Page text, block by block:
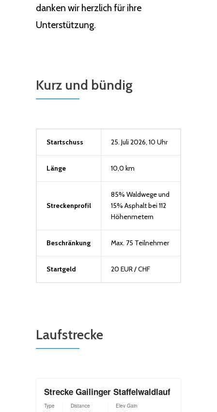
danken wir herzlich für ihre
Unterstützung.
Kurz und bündig
Startschuss 25. Juli 2026, 10 Uhr
Länge 10,0 km
Streckenprofil
85% Waldwege und
15% Asphalt bei 112
Höhenmetern
Beschränkung Max. 75 Teilnehmer
Startgeld 20 EUR / CHF
Laufstrecke